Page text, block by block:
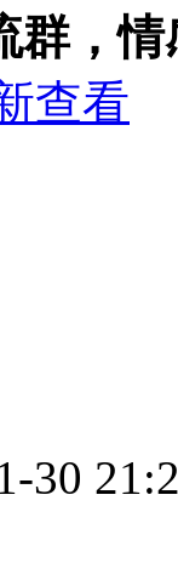
群，
查看
30